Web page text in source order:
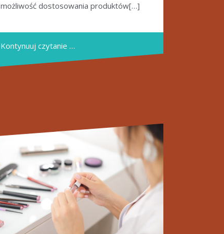
możliwość dostosowania produktów[…]
Kontynuuj czytanie …